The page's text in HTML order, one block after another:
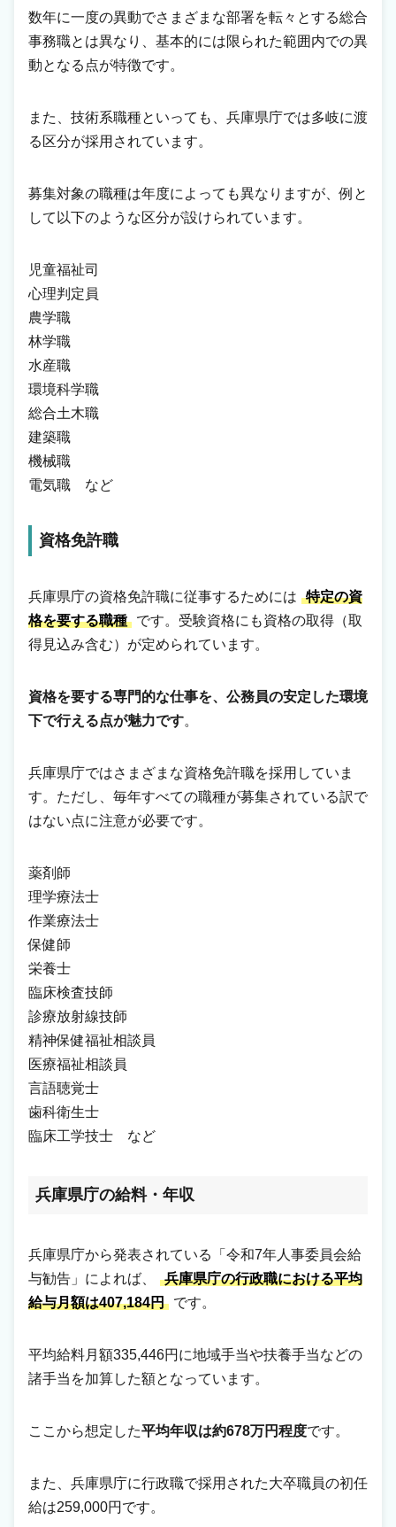
数年に一度の異動でさまざまな部署を転々とする総合
事務職とは異なり、基本的には限られた範囲内での異
動となる点が特徴です。
また、技術系職種といっても、兵庫県庁では多岐に渡
る区分が採用されています。
募集対象の職種は年度によっても異なりますが、例と
して以下のような区分が設けられています。
児童福祉司
心理判定員
農学職
林学職
水産職
環境科学職
総合土木職
建築職
機械職
電気職 など
資格免許職
兵庫県庁の資格免許職に従事するためには
特定の資
格を要する職種
です。受験資格にも資格の取得（取
得見込み含む）が定められています。
資格を要する専門的な仕事を、公務員の安定した環境
下で行える点が魅力です。
兵庫県庁ではさまざまな資格免許職を採用していま
す。ただし、毎年すべての職種が募集されている訳で
はない点に注意が必要です。
薬剤師
理学療法士
作業療法士
保健師
栄養士
臨床検査技師
診療放射線技師
精神保健福祉相談員
医療福祉相談員
言語聴覚士
歯科衛生士
臨床工学技士 など
兵庫県庁の給料・年収
兵庫県庁から発表されている「令和7年人事委員会給
与勧告」によれば、
兵庫県庁の行政職における平均
給与月額は407,184円
です。
平均給料月額335,446円に地域手当や扶養手当などの
諸手当を加算した額となっています。
ここから想定した平均年収は約678万円程度です。
また、兵庫県庁に行政職で採用された大卒職員の初任
給は259,000円です。